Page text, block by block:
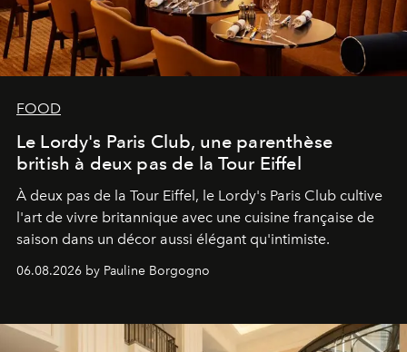
FOOD
Le Lordy's Paris Club, une parenthèse
british à deux pas de la Tour Eiffel
À deux pas de la Tour Eiffel, le Lordy's Paris Club cultive
l'art de vivre britannique avec une cuisine française de
saison dans un décor aussi élégant qu'intimiste.
06.08.2026 by Pauline Borgogno